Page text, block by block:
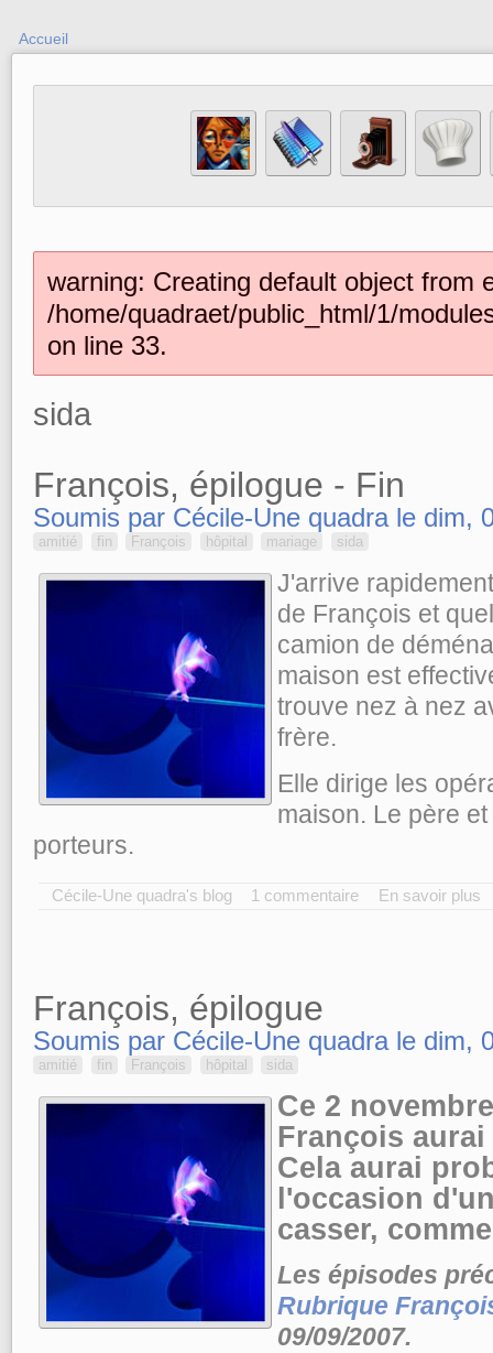
Accueil
warning: Creating default object from
/home/quadraet/public_html/1/
on line 33.
sida
François, épilogue - Fin
Soumis par Cécile-Une quadra le dim,
amitié fin François hôpital mariage sida
J'arrive
de François et
camion de
maison est
trouve nez à nez
frère.
Elle dirige les
maison. Le père
porteurs.
Cécile-Une quadra's blog 1 commentaire En savoir plus
François, épilogue
Soumis par Cécile-Une quadra le dim,
amitié fin François hôpital sida
Ce 2
François aurai
Cela aurai
l'occasion
casser,
Les épisodes
Rubrique
09/09/2007.